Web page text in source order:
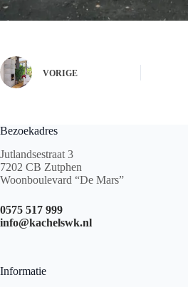
VORIGE
Bezoekadres
Jutlandsestraat 3
7202 CB Zutphen
Woonboulevard “De Mars”
0575 517 999
info@kachelswk.nl
Informatie